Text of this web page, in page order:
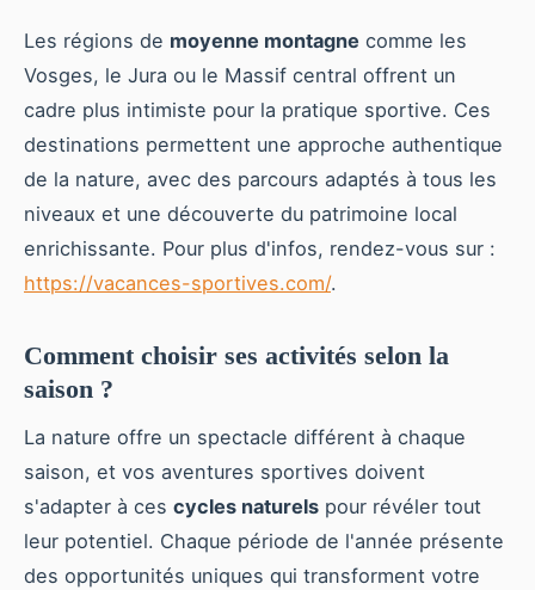
Les régions de moyenne montagne comme les
Vosges, le Jura ou le Massif central offrent un
cadre plus intimiste pour la pratique sportive. Ces
destinations permettent une approche authentique
de la nature, avec des parcours adaptés à tous les
niveaux et une découverte du patrimoine local
enrichissante. Pour plus d'infos, rendez-vous sur :
https://vacances-sportives.com/.
Comment choisir ses activités selon la
saison ?
La nature offre un spectacle différent à chaque
saison, et vos aventures sportives doivent
s'adapter à ces cycles naturels pour révéler tout
leur potentiel. Chaque période de l'année présente
des opportunités uniques qui transforment votre